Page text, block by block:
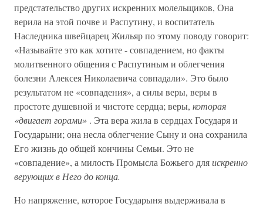
предстательство других искренних молельщиков, Она
верила на этой почве и Распутину, и воспитатель
Наследника швейцарец Жильяр по этому поводу говорит:
«Называйте это как хотите - совпадением, но факты
молитвенного общения с Распутиным и облегчения
болезни Алексея Николаевича совпадали». Это было
результатом не «совпадения», а силы веры, веры в
простоте душевной и чистоте сердца; веры, которая
«двигает горами» . Эта вера жила в сердцах Государя и
Государыни; она несла облегчение Сыну и она сохранила
Его жизнь до общей кончины Семьи. Это не
«совпадение», а милость Промысла Божьего дляискренно
верующих в Него до конца.
Но напряжение, которое Государыня выдерживала в